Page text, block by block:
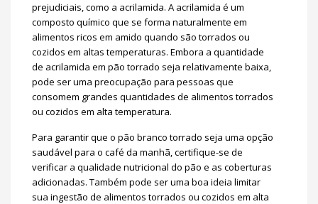
prejudiciais, como a acrilamida. A acrilamida é um
composto químico que se forma naturalmente em
alimentos ricos em amido quando são torrados ou
cozidos em altas temperaturas. Embora a quantidade
de acrilamida em pão torrado seja relativamente baixa,
pode ser uma preocupação para pessoas que
consomem grandes quantidades de alimentos torrados
ou cozidos em alta temperatura.
Para garantir que o pão branco torrado seja uma opção
saudável para o café da manhã, certifique-se de
verificar a qualidade nutricional do pão e as coberturas
adicionadas. Também pode ser uma boa ideia limitar
sua ingestão de alimentos torrados ou cozidos em alta